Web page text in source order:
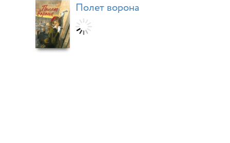
Полет ворона